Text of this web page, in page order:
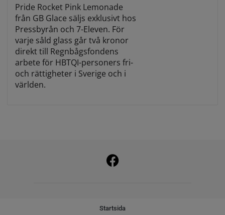
Pride Rocket Pink Lemonade
från GB Glace säljs exklusivt hos
Pressbyrån och 7-Eleven. För
varje såld glass går två kronor
direkt till Regnbågsfondens
arbete för HBTQI-personers fri-
och rättigheter i Sverige och i
världen.
Startsida